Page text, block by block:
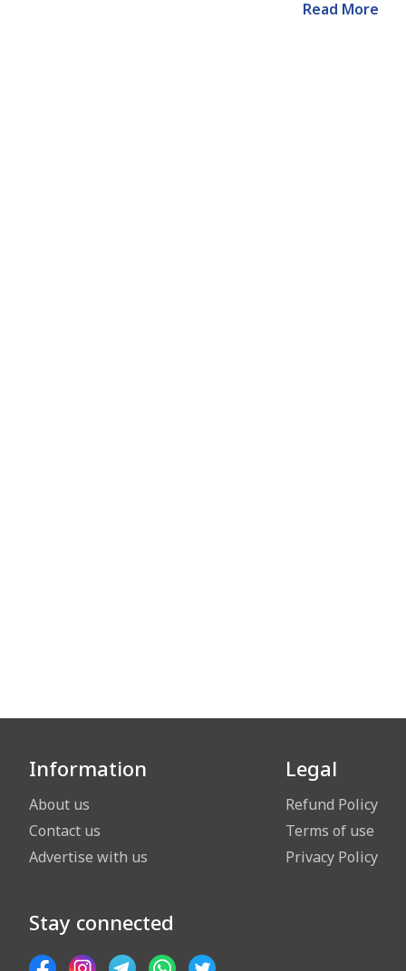
Read More
Information
About us
Contact us
Advertise with us
Legal
Refund Policy
Terms of use
Privacy Policy
Stay connected